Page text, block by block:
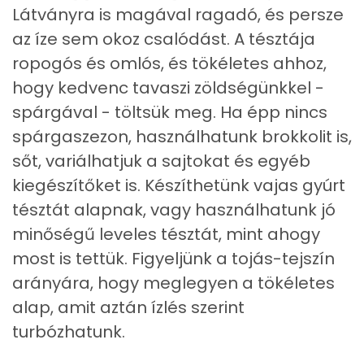
Élelmi rost
8 mg
Víz
Összesen 674 g
Vitaminok
Összesen
1
A vitamin (RAE):
2141 micro
B6 vitamin:
1 mg
Látványra is magával ragadó, és persze
az íze sem okoz csalódást. A tésztája
ropogós és omlós, és tökéletes ahhoz,
hogy kedvenc tavaszi zöldségünkkel -
spárgával - töltsük meg. Ha épp nincs
spárgaszezon, használhatunk brokkolit is,
sőt, variálhatjuk a sajtokat és egyéb
kiegészítőket is. Készíthetünk vajas gyúrt
tésztát alapnak, vagy használhatunk jó
minőségű leveles tésztát, mint ahogy
most is tettük. Figyeljünk a tojás-tejszín
arányára, hogy meglegyen a tökéletes
alap, amit aztán ízlés szerint
turbózhatunk.